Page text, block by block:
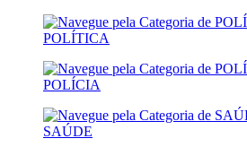
POLÍTICA
POLÍCIA
SAÚDE